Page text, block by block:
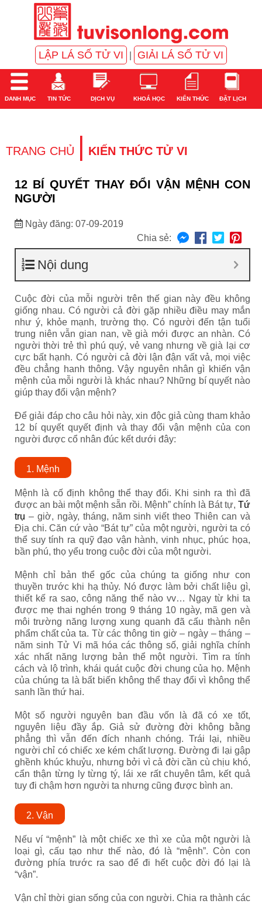
LẬP LÁ SỐ TỬ VI GIẢI LÁ SỐ TỬ VI
DANH MỤC TIN TỨC DỊCH VỤ KHOÁ HỌC KIẾN THỨC ĐẶT LỊCH
TRANG CHỦ | KIẾN THỨC TỬ VI
12 BÍ QUYẾT THAY ĐỔI VẬN MỆNH CON
NGƯỜI
Ngày đăng: 07-09-2019
Chia sẻ:
Nội dung
Cuộc đời của mỗi người trên thế gian này đều không
giống nhau. Có người cả đời gặp nhiều điều may mắn
như ý, khỏe mạnh, trường thọ. Có người đến tận tuổi
trung niên vẫn gian nan, về già mới được an nhàn. Có
người thời trẻ thì phú quý, vẻ vang nhưng về già lại cơ
cực bất hạnh. Có người cả đời lận đận vất vả, mọi việc
đều chẳng hanh thông. Vậy nguyên nhân gì khiến vận
mệnh của mỗi người là khác nhau? Những bí quyết nào
giúp thay đổi vận mệnh?
Để giải đáp cho câu hỏi này, xin độc giả cùng tham khảo
12 bí quyết quyết định và thay đổi vận mệnh của con
người được cổ nhân đúc kết dưới đây:
1. Mệnh
Mệnh là cố định không thể thay đổi. Khi sinh ra thì đã
được an bài một mệnh sẵn rồi. Mệnh” chính là Bát tự,Tứ
trụ – giờ, ngày, tháng, năm sinh viết theo Thiên can và
Địa chi. Căn cứ vào “Bát tự” của một người, người ta có
thể suy tính ra quỹ đạo vận hành, vinh nhục, phúc họa,
bần phú, thọ yểu trong cuộc đời của một người.
Mệnh chỉ bản thể gốc của chúng ta giống như con
thuyền trước khi hạ thủy. Nó được làm bởi chất liệu gì,
thiết kế ra sao, công năng thế nào vv… Ngay từ khi ta
được mẹ thai nghén trong 9 tháng 10 ngày, mã gen và
môi trường năng lượng xung quanh đã cấu thành nên
phẩm chất của ta. Từ các thông tin giờ – ngày – tháng –
năm sinh Tử Vi mã hóa các thông số, giải nghĩa chính
xác nhất năng lượng bản thể một người. Tìm ra tính
cách và lộ trình, khái quát cuộc đời chung của họ. Mệnh
của chúng ta là bất biến không thể thay đổi vì không thể
sanh lần thứ hai.
Một số người nguyên ban đầu vốn là đã có xe tốt,
nguyên liệu đầy ắp. Giả sử đường đời không bằng
phẳng thì vẫn đến đích nhanh chóng. Trái lại, nhiều
người chỉ có chiếc xe kém chất lượng. Đường đi lại gập
ghềnh khúc khuỷu, nhưng bởi vì cả đời cần cù chịu khó,
cẩn thận từng ly từng tý, lái xe rất chuyên tâm, kết quả
tuy đi chậm hơn người ta nhưng cũng được bình an.
2. Vận
Nếu ví “mệnh” là một chiếc xe thì xe của một người là
loại gì, cấu tạo như thế nào, đó là “mệnh”. Còn con
đường phía trước ra sao để đi hết cuộc đời đó lại là
“vận”.
Vận chỉ thời gian sống của con người. Chia ra thành các